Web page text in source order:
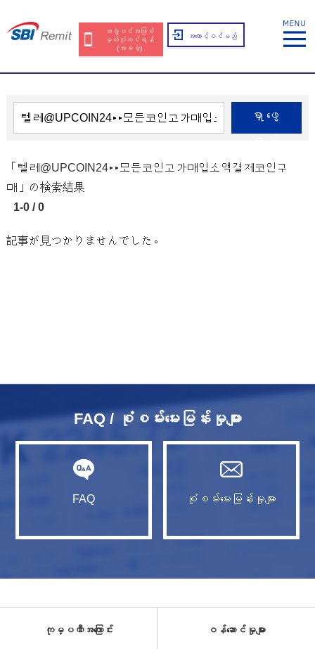
အဖွဲ့ဝင်အဖြစ်
မှတ်ပုံတင်ရန်
(အခမဲ့)
အကောင့်ဝင်မည်
ရှာဖွေ
「텔레@UPCOIN24▸▸모든코인고가매입소액결제코인구
매」の検索結果
1-0 / 0
記事が見つかりませんでした。
FAQ / စုံစမ်းမေးမြန်းမှုများ
FAQ စုံစမ်းမေးမြန်းမှုများ
ကုမ္ပဏီအကြောင်း ဝန်ဆောင်မှုများ